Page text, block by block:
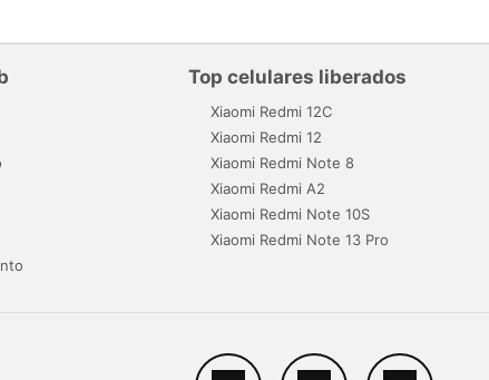
Top celulares liberados
Xiaomi Redmi 12C
Xiaomi Redmi 12
Xiaomi Redmi Note 8
Xiaomi Redmi A2
Xiaomi Redmi Note 10S
Xiaomi Redmi Note 13 Pro